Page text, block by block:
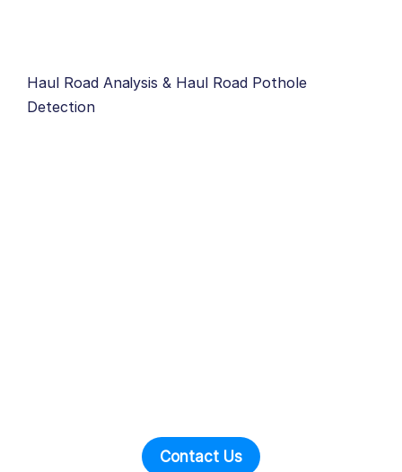
Haul Road Analysis & Haul Road Pothole
Detection
Contact Us